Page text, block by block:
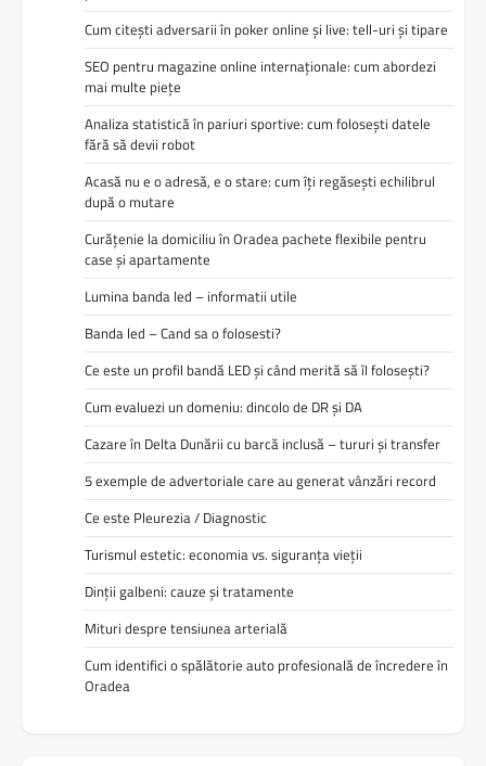
Cum citești adversarii în poker online și live: tell-uri și tipare
SEO pentru magazine online internaționale: cum abordezi
mai multe piețe
Analiza statistică în pariuri sportive: cum folosești datele
fără să devii robot
Acasă nu e o adresă, e o stare: cum îți regăsești echilibrul
după o mutare
Curățenie la domiciliu în Oradea pachete flexibile pentru
case și apartamente
Lumina banda led – informatii utile
Banda led – Cand sa o folosesti?
Ce este un profil bandă LED și când merită să îl folosești?
Cum evaluezi un domeniu: dincolo de DR și DA
Cazare în Delta Dunării cu barcă inclusă – tururi și transfer
5 exemple de advertoriale care au generat vânzări record
Ce este Pleurezia / Diagnostic
Turismul estetic: economia vs. siguranța vieții
Dinții galbeni: cauze și tratamente
Mituri despre tensiunea arterială
Cum identifici o spălătorie auto profesională de încredere în
Oradea